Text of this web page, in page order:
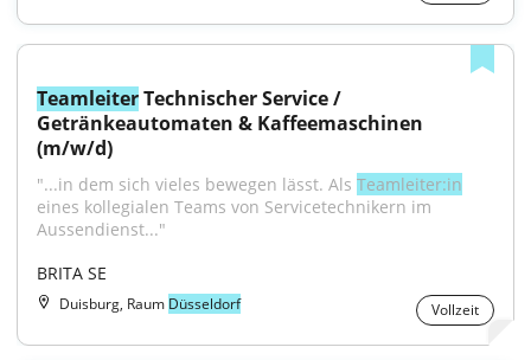
Teamleiter Technischer Service /
Getränkeautomaten & Kaffeemaschinen
(m/w/d)
"...in dem sich vieles bewegen lässt. Als Teamleiter:in
eines kollegialen Teams von Servicetechnikern im
Aussendienst..."
BRITA SE
Duisburg, Raum Düsseldorf Vollzeit